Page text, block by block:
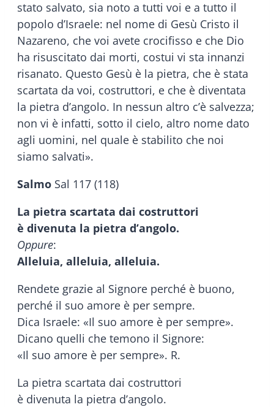
stato salvato, sia noto a tutti voi e a tutto il
popolo d’Israele: nel nome di Gesù Cristo il
Nazareno, che voi avete crocifisso e che Dio
ha risuscitato dai morti, costui vi sta innanzi
risanato. Questo Gesù è la pietra, che è stata
scartata da voi, costruttori, e che è diventata
la pietra d’angolo. In nessun altro c’è salvezza;
non vi è infatti, sotto il cielo, altro nome dato
agli uomini, nel quale è stabilito che noi
siamo salvati».
Salmo Sal 117 (118)
La pietra scartata dai costruttori
è divenuta la pietra d’angolo.
Oppure:
Alleluia, alleluia, alleluia.
Rendete grazie al Signore perché è buono,
perché il suo amore è per sempre.
Dica Israele: «Il suo amore è per sempre».
Dicano quelli che temono il Signore:
«Il suo amore è per sempre». R.
La pietra scartata dai costruttori
è divenuta la pietra d’angolo.